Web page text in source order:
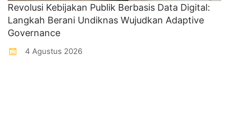
Revolusi Kebijakan Publik Berbasis Data Digital:
Langkah Berani Undiknas Wujudkan Adaptive
Governance
4 Agustus 2026